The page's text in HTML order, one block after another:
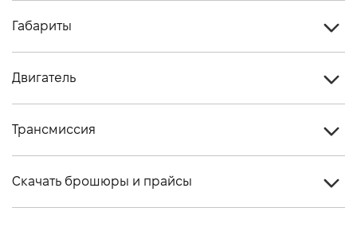
Габариты
Количество мест, шт
Двигатель
Двигатель 3.0 Бензин 400PS 4WD (26,5 MY)
Объем двигателя (см.куб.) 2996
Трансмиссия
Скачать брошюры и прайсы